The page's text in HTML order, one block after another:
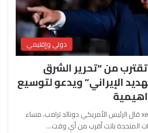
دولي وإقليمي
من “تحرير الشرق
الإيراني” ويدعو لتوسيع
آفرين علو ـ xeber24.net قال الرئيس الأمريكي دونالد ترامب، مساء
المتحدة باتت أقرب من أي وقت…